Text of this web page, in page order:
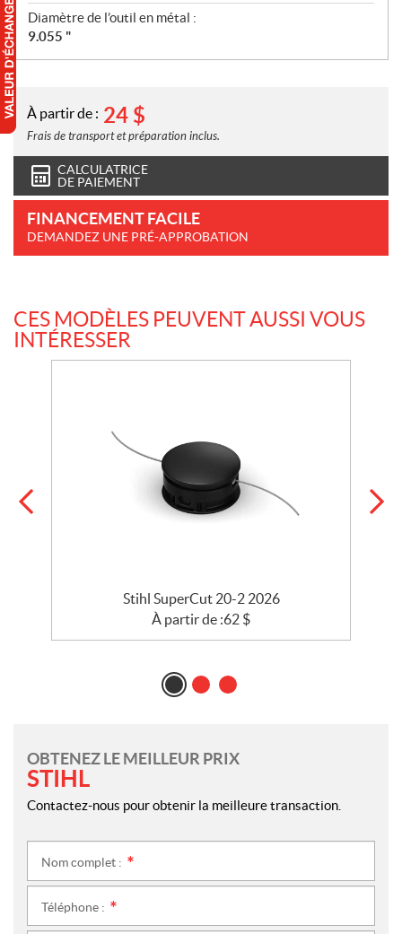
Diamètre de l’outil en métal :
9.055 "
À partir de : 24 $
Frais de transport et préparation inclus.
CALCULATRICE
DE PAIEMENT
FINANCEMENT FACILE
DEMANDEZ UNE PRÉ-APPROBATION
CES MODÈLES PEUVENT AUSSI VOUS
INTÉRESSER
Stihl SuperCut 20-2 2026
À partir de :62 $
OBTENEZ LE MEILLEUR PRIX
STIHL
Contactez-nous pour obtenir la meilleure transaction.
Nom complet :
Téléphone :